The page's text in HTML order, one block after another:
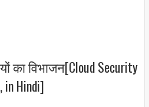
का विभाजन[Cloud Security
in Hindi]